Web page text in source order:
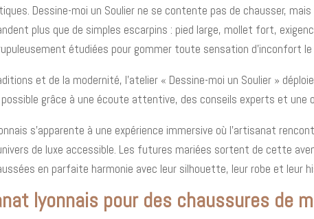
Dessine-moi un Soulier ne se contente pas de chausser,
plus que de simples escarpins : pied large, mollet fort,
étudiées pour gommer toute sensation d’inconfort le
et de la modernité, l’atelier « Dessine-moi un Soulier »
grâce à une écoute attentive, des conseils experts et une
s’apparente à une expérience immersive où l’artisanat
de luxe accessible. Les futures mariées sortent de cette
en parfaite harmonie avec leur silhouette, leur robe et leur
lyonnais pour des chaussures de